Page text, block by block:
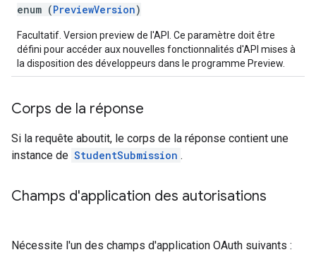
enum (PreviewVersion)
Facultatif. Version preview de l'API. Ce paramètre doit être
défini pour accéder aux nouvelles fonctionnalités d'API mises à
la disposition des développeurs dans le programme Preview.
Corps de la réponse
Si la requête aboutit, le corps de la réponse contient une
instance de StudentSubmission .
Champs d'application des autorisations
Nécessite l'un des champs d'application OAuth suivants :